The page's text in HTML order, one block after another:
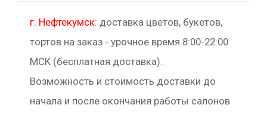
г. Нефтекумск: доставка цветов, букетов,
тортов на заказ - урочное время 8:00-22:00
МСК (бесплатная доставка).
Возможность и стоимость доставки до
начала и после окончания работы салонов